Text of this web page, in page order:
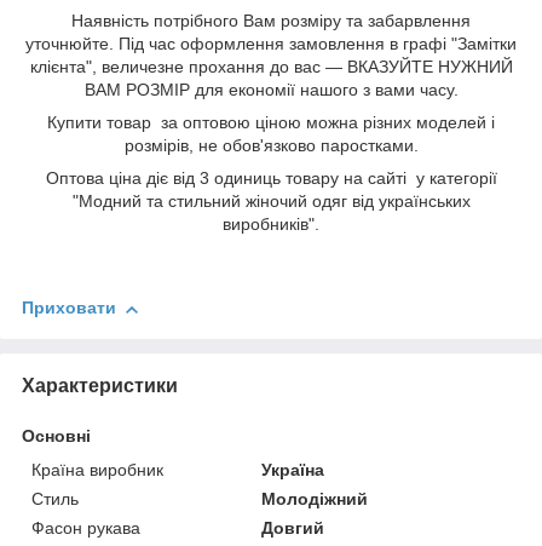
Наявність потрібного Вам розміру та забарвлення
уточнюйте. Під час оформлення замовлення в графі "Замітки
клієнта", величезне прохання до вас — ВКАЗУЙТЕ НУЖНИЙ
ВАМ РОЗМІР для економії нашого з вами часу.
Купити товар за оптовою ціною можна різних моделей і
розмірів, не обов'язково паростками.
Оптова ціна діє від 3 одиниць товару на сайті у категорії
"Модний та стильний жіночий одяг від українських
виробників".
Приховати
Характеристики
Основні
Країна виробник
Україна
Стиль
Молодіжний
Фасон рукава
Довгий